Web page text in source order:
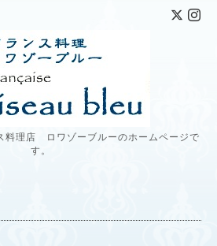
理店 ロワゾーブルーのホームページで
す。